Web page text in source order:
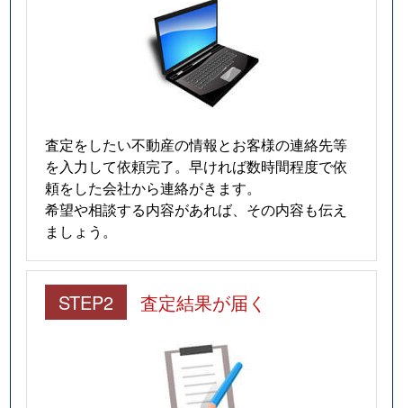
査定をしたい不動産の情報とお客様の連絡先等
を入力して依頼完了。早ければ数時間程度で依
頼をした会社から連絡がきます。
希望や相談する内容があれば、その内容も伝え
ましょう。
STEP2 査定結果が届く